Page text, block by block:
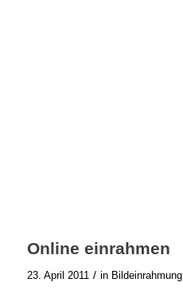
Online einrahmen
23. April 2011 / in Bildeinrahmung